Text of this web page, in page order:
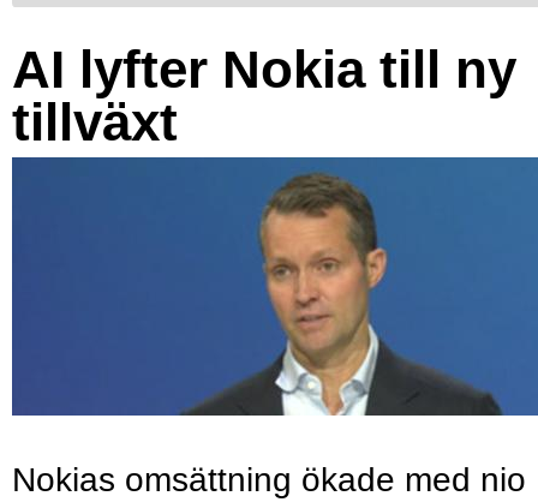
AI lyfter Nokia till ny
tillväxt
Nokias omsättning ökade med nio